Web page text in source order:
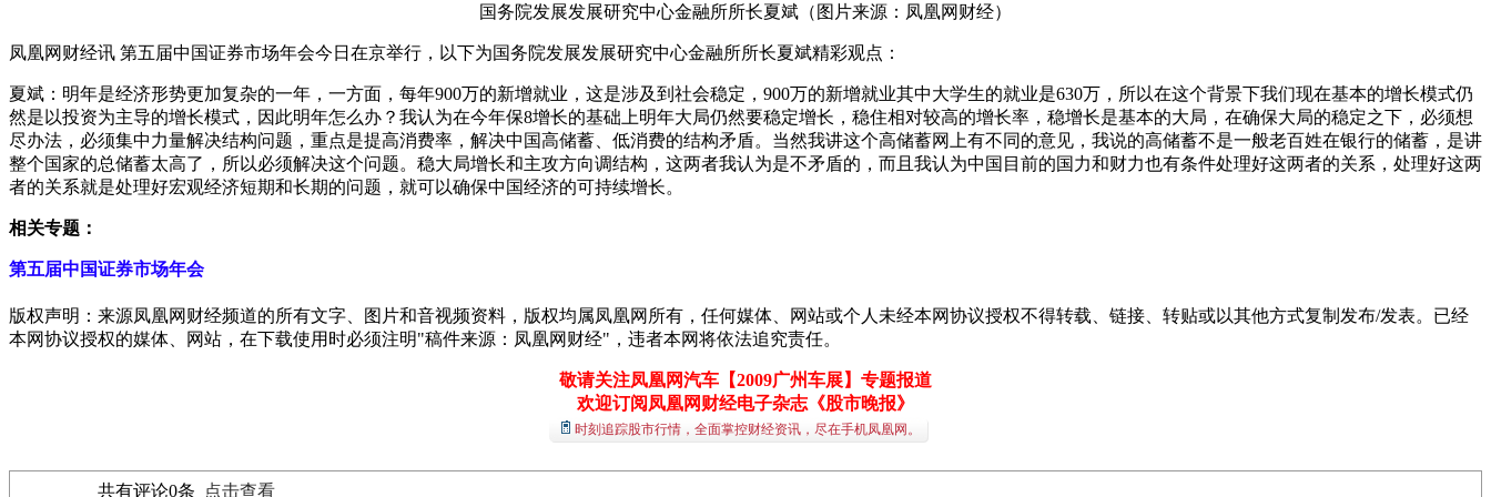
国务院发展发展研究中心金融所所长夏斌（图片来源：凤凰网财经）
凤凰网财经讯 第五届中国证券市场年会今日在京举行，以下为国务院发展发展研究中心金融所所长夏斌精彩观点：
夏斌：明年是经济形势更加复杂的一年，一方面，每年900万的新增就业，这是涉及到社会稳定，900万的新增就业其中大学生的就业是630万，所以在这个背景下我们现在基本的增长模式仍
然是以投资为主导的增长模式，因此明年怎么办？我认为在今年保8增长的基础上明年大局仍然要稳定增长，稳住相对较高的增长率，稳增长是基本的大局，在确保大局的稳定之下，必须想
尽办法，必须集中力量解决结构问题，重点是提高消费率，解决中国高储蓄、低消费的结构矛盾。当然我讲这个高储蓄网上有不同的意见，我说的高储蓄不是一般老百姓在银行的储蓄，是讲
整个国家的总储蓄太高了，所以必须解决这个问题。稳大局增长和主攻方向调结构，这两者我认为是不矛盾的，而且我认为中国目前的国力和财力也有条件处理好这两者的关系，处理好这两
者的关系就是处理好宏观经济短期和长期的问题，就可以确保中国经济的可持续增长。
相关专题：
第五届中国证券市场年会
版权声明：来源凤凰网财经频道的所有文字、图片和音视频资料，版权均属凤凰网所有，任何媒体、网站或个人未经本网协议授权不得转载、链接、转贴或以其他方式复制发布/发表。已经
本网协议授权的媒体、网站，在下载使用时必须注明"稿件来源：凤凰网财经"，违者本网将依法追究责任。
敬请关注凤凰网汽车【2009广州车展】专题报道
欢迎订阅凤凰网财经电子杂志《股市晚报》
时刻追踪股市行情，全面掌控财经资讯，尽在手机凤凰网。
共有评论0条
点击查看